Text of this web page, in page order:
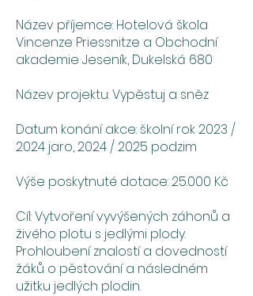
Název příjemce: Hotelová škola
Vincenze Priessnitze a Obchodní
akademie Jeseník, Dukelská 680
Název projektu: Vypěstuj a sněz
Datum konání akce: školní rok 2023 /
2024 jaro, 2024 / 2025 podzim
Výše poskytnuté dotace: 25.000 Kč
Cíl: Vytvoření vyvýšených záhonů a
živého plotu s jedlými plody.
Prohloubení znalostí a dovedností
žáků o pěstování a následném
užitku jedlých plodin.